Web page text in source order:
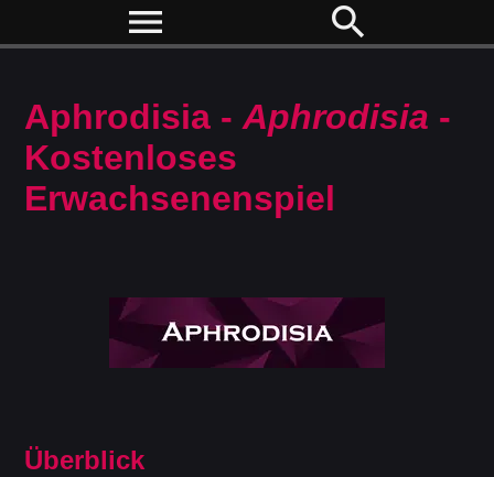
menu search
Aphrodisia -Aphrodisia -
Kostenloses
Erwachsenenspiel
Überblick